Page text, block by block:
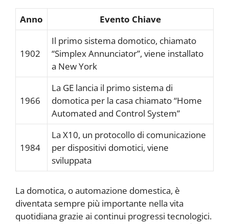
Anno Evento Chiave
1902
Il primo sistema domotico, chiamato
“Simplex Annunciator”, viene installato
a New York
1966
La GE lancia il primo sistema di
domotica per la casa chiamato “Home
Automated and Control System”
1984
La X10, un protocollo di comunicazione
per dispositivi domotici, viene
sviluppata
La domotica, o automazione domestica, è
diventata sempre più importante nella vita
quotidiana grazie ai continui progressi tecnologici.